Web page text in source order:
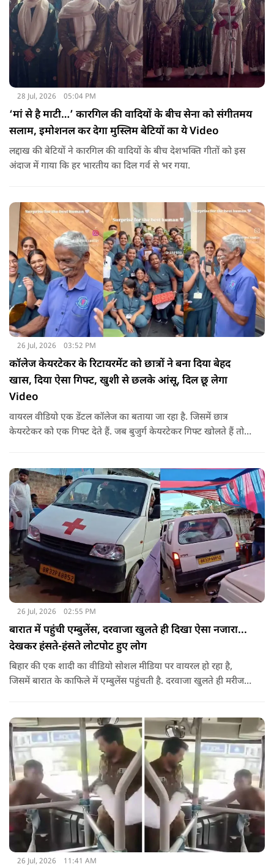
28 Jul, 2026 05:04 PM
‘मां से है माटी…’ कारगिल की वादियों के बीच सेना को संगीतमय
सलाम, इमोशनल कर देगा मुस्लिम बेटियों का ये Video
लद्दाख की बेटियों ने कारगिल की वादियों के बीच देशभक्ति गीतों को इस
अंदाज में गाया कि हर भारतीय का दिल गर्व से भर गया.
26 Jul, 2026 03:52 PM
कॉलेज केयरटेकर के रिटायरमेंट को छात्रों ने बना दिया बेहद
खास, दिया ऐसा गिफ्ट, खुशी से छलके आंसू, दिल छू लेगा
Video
वायरल वीडियो एक डेंटल कॉलेज का बताया जा रहा है. जिसमें छात्र
केयरटेकर को एक गिफ्ट देते हैं. जब बुजुर्ग केयरटेकर गिफ्ट खोलते हैं तो
26 Jul, 2026 02:55 PM
बारात में पहुंची एम्बुलेंस, दरवाजा खुलते ही दिखा ऐसा नजारा...
देखकर हंसते-हंसते लोटपोट हुए लोग
बिहार की एक शादी का वीडियो सोशल मीडिया पर वायरल हो रहा है,
जिसमें बारात के काफिले में एम्बुलेंस पहुंचती है. दरवाजा खुलते ही मरीज
26 Jul, 2026 11:41 AM